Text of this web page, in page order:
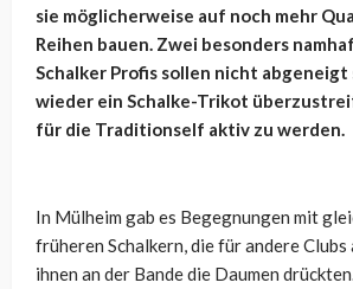
sie möglicherweise auf noch mehr
Reihen bauen. Zwei besonders
Schalker Profis sollen nicht
wieder ein Schalke-Trikot
für die Traditionself aktiv zu werden.
In Mülheim gab es Begegnungen mit
früheren Schalkern, die für andere
ihnen an der Bande die Daumen